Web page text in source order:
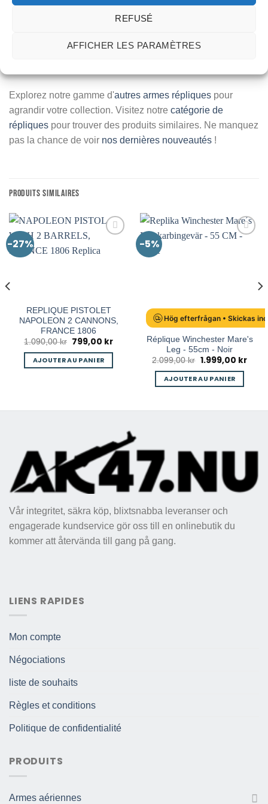
REFUSÉ
AFFICHER LES PARAMÈTRES
Finition en Laiton
Explorez notre gamme d'autres armes répliques pour
agrandir votre collection. Visitez notre catégorie de
répliques pour trouver des produits similaires. Ne manquez
pas la chance de voir nos dernières nouveautés !
PRODUITS SIMILAIRES
-27%
REPLIQUE PISTOLET
NAPOLEON 2 CANNONS,
FRANCE 1806
1.090,00kr
Le
initial
était :
799,00 krLe
AJOUTER AU PANIER
-5%
Hög efterfrågan • Skickas
Réplique Winchester Mare's
Leg - 55cm - Noir
2.099,00kr Le
initial
était :
1.999,00 krLe
AJOUTER AU PANIER
Vår integritet, säkra köp, blixtsnabba leveranser och
engagerade kundservice gör oss till en onlinebutik du
kommer att återvända till gang på gang.
LIENS RAPIDES
Mon compte
Négociations
liste de souhaits
Règles et conditions
Politique de confidentialité
PRODUITS
Armes aériennes